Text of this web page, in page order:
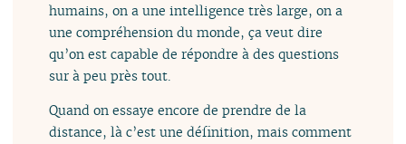
humains, on a une intelligence très large, on a
une compréhension du monde, ça veut dire
qu’on est capable de répondre à des questions
sur à peu près tout.
Quand on essaye encore de prendre de la
distance, là c’est une définition, mais comment